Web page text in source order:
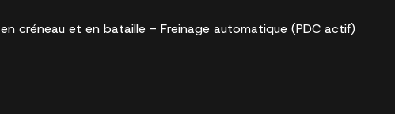
créneau et en bataille - Freinage automatique (PDC actif)